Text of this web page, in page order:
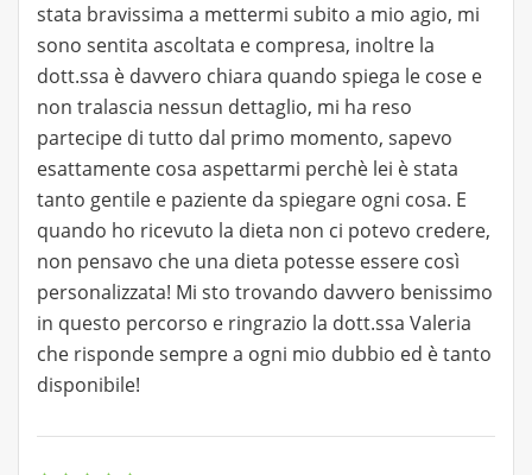
stata bravissima a mettermi subito a mio agio, mi
sono sentita ascoltata e compresa, inoltre la
dott.ssa è davvero chiara quando spiega le cose e
non tralascia nessun dettaglio, mi ha reso
partecipe di tutto dal primo momento, sapevo
esattamente cosa aspettarmi perchè lei è stata
tanto gentile e paziente da spiegare ogni cosa. E
quando ho ricevuto la dieta non ci potevo credere,
non pensavo che una dieta potesse essere così
personalizzata! Mi sto trovando davvero benissimo
in questo percorso e ringrazio la dott.ssa Valeria
che risponde sempre a ogni mio dubbio ed è tanto
disponibile!